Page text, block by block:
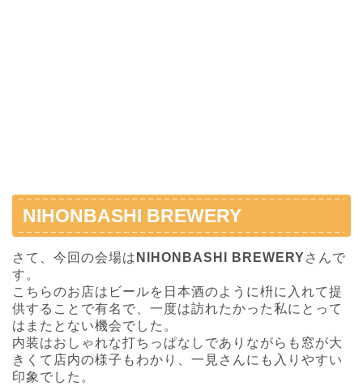
NIHONBASHI BREWERY
さて、今回の会場は NIHONBASHI BREWERYさんで
す。
こちらのお店はビールを日本酒のように枡に入れて提
供することで有名で、一度は訪れたかった私にとって
はまたとない機会でした。
内装はおしゃれな打ちっぱなしでありながらも窓が大
きくて店内の様子もわかり、一見さんにも入りやすい
印象でした。